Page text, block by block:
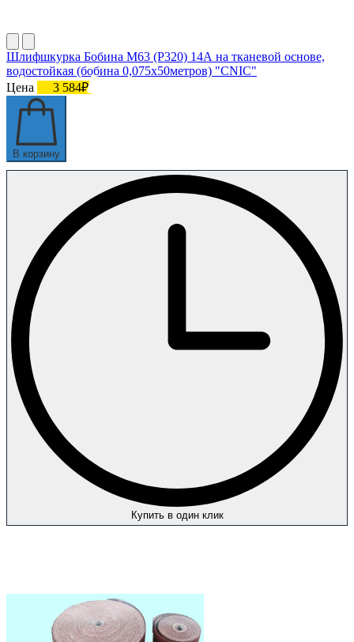
Шлифшкурка Бобина М63 (P320) 14А на тканевой основе,
водостойкая (бобина 0,075х50метров) "CNIC"
Цена
3 584₽
В корзину
Купить в один клик